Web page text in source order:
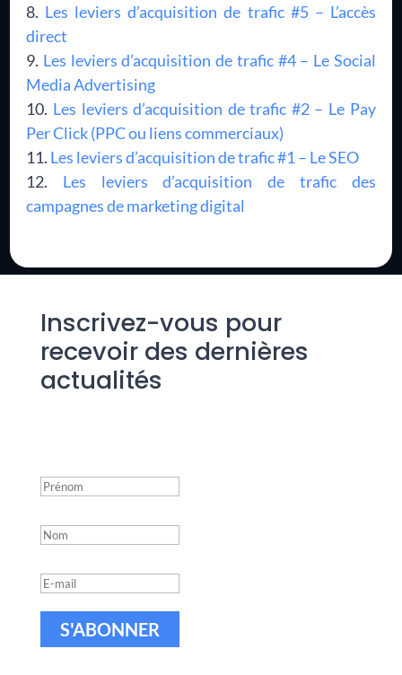
Les leviers d’acquisition de trafic #5 – L’accès
direct
Les leviers d’acquisition de trafic #4 – Le Social
Media Advertising
Les leviers d’acquisition de trafic #2 – Le Pay
Per Click (PPC ou liens commerciaux)
Les leviers d’acquisition de trafic #1 – Le SEO
Les leviers d’acquisition de trafic des
campagnes de marketing digital
Inscrivez-vous pour
recevoir des dernières
actualités
S'ABONNER